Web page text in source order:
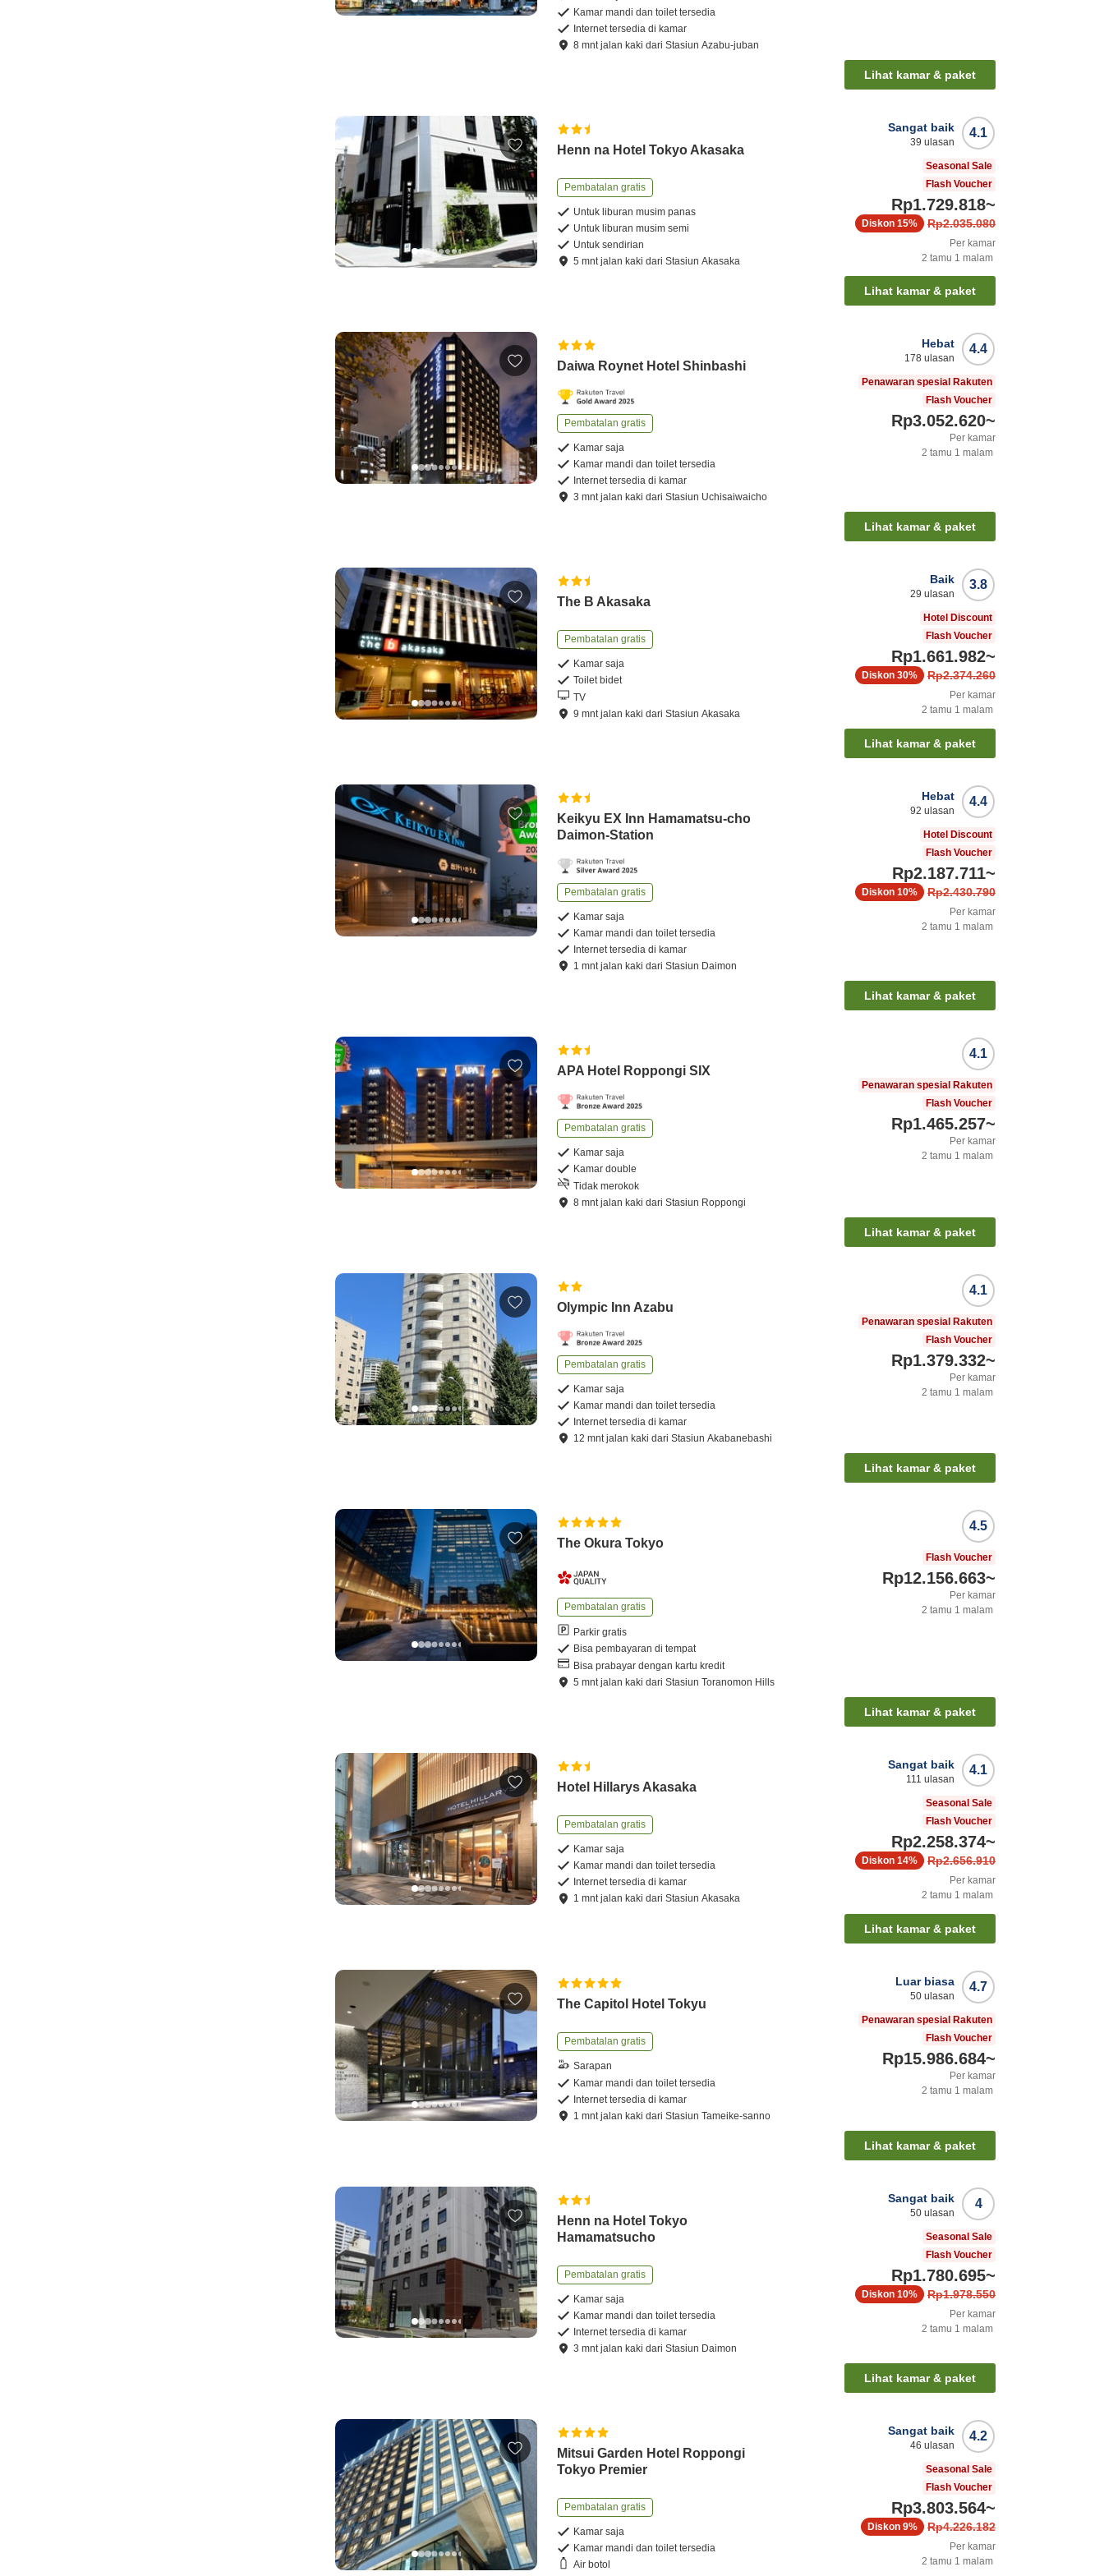
Kamar mandi dan toilet tersedia
Internet tersedia di kamar
8 mntjalan kaki dariStasiun Azabu-juban
Lihat kamar & paket
Henn na Hotel Tokyo Akasaka
Pembatalan gratis
Untuk liburan musim panas
Untuk liburan musim semi
Untuk sendirian
5 mntjalan kaki dariStasiun Akasaka
4.1
Sangat baik
39 ulasan
Seasonal Sale
Flash Voucher
Rp1.729.818~
Rp2.035.080
Diskon 15%
Per kamar
2 tamu 1 malam
Lihat kamar & paket
Daiwa Roynet Hotel Shinbashi
Pembatalan gratis
Kamar saja
Kamar mandi dan toilet tersedia
Internet tersedia di kamar
3 mntjalan kaki dariStasiun Uchisaiwaicho
4.4
Hebat
178 ulasan
Penawaran spesial Rakuten
Flash Voucher
Rp3.052.620~
Per kamar
2 tamu 1 malam
Lihat kamar & paket
The B Akasaka
Pembatalan gratis
Kamar saja
Toilet bidet
TV
9 mntjalan kaki dariStasiun Akasaka
3.8
Baik
29 ulasan
Hotel Discount
Flash Voucher
Rp1.661.982~
Rp2.374.260
Diskon 30%
Per kamar
2 tamu 1 malam
Lihat kamar & paket
Keikyu EX Inn Hamamatsu-cho
Daimon-Station
Pembatalan gratis
Kamar saja
Kamar mandi dan toilet tersedia
Internet tersedia di kamar
1 mntjalan kaki dariStasiun Daimon
4.4
Hebat
92 ulasan
Hotel Discount
Flash Voucher
Rp2.187.711~
Rp2.430.790
Diskon 10%
Per kamar
2 tamu 1 malam
Lihat kamar & paket
APA Hotel Roppongi SIX
Pembatalan gratis
Kamar saja
Kamar double
Tidak merokok
8 mntjalan kaki dariStasiun Roppongi
4.1
Penawaran spesial Rakuten
Flash Voucher
Rp1.465.257~
Per kamar
2 tamu 1 malam
Lihat kamar & paket
Olympic Inn Azabu
Pembatalan gratis
Kamar saja
Kamar mandi dan toilet tersedia
Internet tersedia di kamar
12 mntjalan kaki dariStasiun Akabanebashi
4.1
Penawaran spesial Rakuten
Flash Voucher
Rp1.379.332~
Per kamar
2 tamu 1 malam
Lihat kamar & paket
The Okura Tokyo
Pembatalan gratis
Parkir gratis
Bisa pembayaran di tempat
Bisa prabayar dengan kartu kredit
5 mntjalan kaki dariStasiun Toranomon Hills
4.5
Flash Voucher
Rp12.156.663~
Per kamar
2 tamu 1 malam
Lihat kamar & paket
Hotel Hillarys Akasaka
Pembatalan gratis
Kamar saja
Kamar mandi dan toilet tersedia
Internet tersedia di kamar
1 mntjalan kaki dariStasiun Akasaka
4.1
Sangat baik
111 ulasan
Seasonal Sale
Flash Voucher
Rp2.258.374~
Rp2.656.910
Diskon 14%
Per kamar
2 tamu 1 malam
Lihat kamar & paket
The Capitol Hotel Tokyu
Pembatalan gratis
Sarapan
Kamar mandi dan toilet tersedia
Internet tersedia di kamar
1 mntjalan kaki dariStasiun Tameike-sanno
4.7
Luar biasa
50 ulasan
Penawaran spesial Rakuten
Flash Voucher
Rp15.986.684~
Per kamar
2 tamu 1 malam
Lihat kamar & paket
Henn na Hotel Tokyo
Hamamatsucho
Pembatalan gratis
Kamar saja
Kamar mandi dan toilet tersedia
Internet tersedia di kamar
3 mntjalan kaki dariStasiun Daimon
4
Sangat baik
50 ulasan
Seasonal Sale
Flash Voucher
Rp1.780.695~
Rp1.978.550
Diskon 10%
Per kamar
2 tamu 1 malam
Lihat kamar & paket
Mitsui Garden Hotel Roppongi
Tokyo Premier
Pembatalan gratis
Kamar saja
Kamar mandi dan toilet tersedia
Air botol
4.2
Sangat baik
46 ulasan
Seasonal Sale
Flash Voucher
Rp3.803.564~
Rp4.226.182
Diskon 9%
Per kamar
2 tamu 1 malam